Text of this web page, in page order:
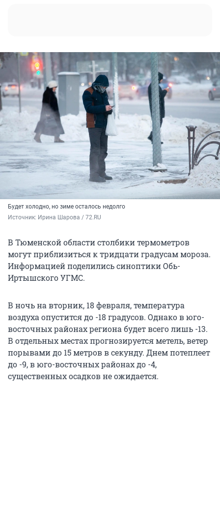
Будет холодно, но зиме осталось недолго
Источник: Ирина Шарова / 72.RU
В Тюменской области столбики термометров
могут приблизиться к тридцати градусам мороза.
Информацией поделились синоптики Обь-
Иртышского УГМС.
В ночь на вторник, 18 февраля, температура
воздуха опустится до -18 градусов. Однако в юго-
восточных районах региона будет всего лишь -13.
В отдельных местах прогнозируется метель, ветер
порывами до 15 метров в секунду. Днем потеплеет
до -9, в юго-восточных районах до -4,
существенных осадков не ожидается.